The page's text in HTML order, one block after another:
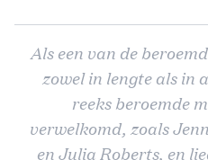
Als een van de
zowel in lengte als in
reeks beroemde
verwelkomd, zoals
en Julia Roberts, en